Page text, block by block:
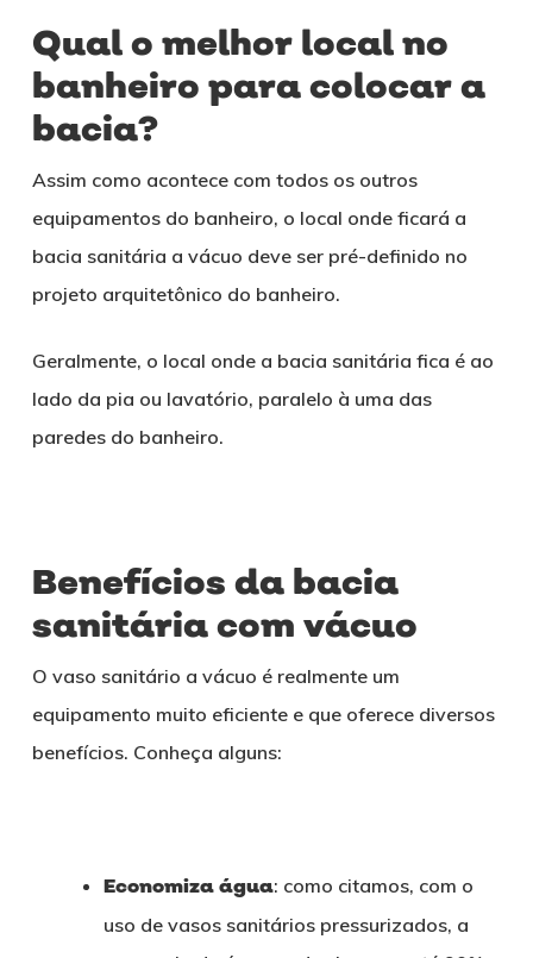
Qual o melhor local no
banheiro para colocar a
bacia?
Assim como acontece com todos os outros
equipamentos do banheiro, o local onde ficará a
bacia sanitária a vácuo deve ser pré-definido no
projeto arquitetônico do banheiro.
Geralmente, o local onde a bacia sanitária fica é ao
lado da pia ou lavatório, paralelo à uma das
paredes do banheiro.
Benefícios da bacia
sanitária com vácuo
O vaso sanitário a vácuo é realmente um
equipamento muito eficiente e que oferece diversos
benefícios. Conheça alguns:
Economiza água: como citamos, com o
uso de vasos sanitários pressurizados, a